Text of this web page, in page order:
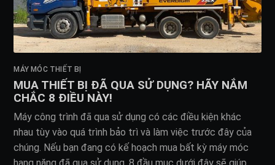
MÁY MÓC THIẾT BỊ
MUA THIẾT BỊ ĐÃ QUA SỬ DỤNG? HÃY NẮM
CHẮC 8 ĐIỀU NÀY!
Máy công trình đã qua sử dụng có các điều kiện khác
nhau tùy vào quá trình bảo trì và làm việc trước đây của
chúng. Nếu bạn đang có kế hoạch mua bất kỳ máy móc